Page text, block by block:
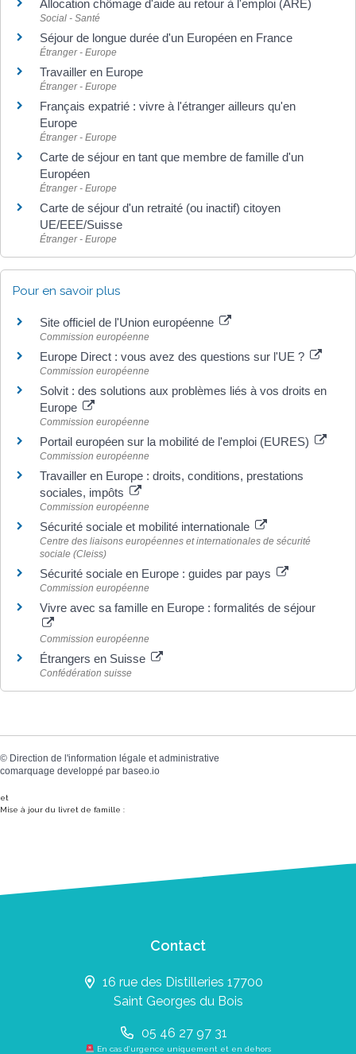
Allocation chômage d'aide au retour à l'emploi (ARE)
Social - Santé
Séjour de longue durée d'un Européen en France
Étranger - Europe
Travailler en Europe
Étranger - Europe
Français expatrié : vivre à l'étranger ailleurs qu'en
Europe
Étranger - Europe
Carte de séjour en tant que membre de famille d'un
Européen
Étranger - Europe
Carte de séjour d'un retraité (ou inactif) citoyen
UE/EEE/Suisse
Étranger - Europe
Pour en savoir plus
Site officiel de l'Union européenne
Commission européenne
Europe Direct : vous avez des questions sur l'UE ?
Commission européenne
Solvit : des solutions aux problèmes liés à vos droits en
Europe
Commission européenne
Portail européen sur la mobilité de l'emploi (EURES)
Commission européenne
Travailler en Europe : droits, conditions, prestations
sociales, impôts
Commission européenne
Sécurité sociale et mobilité internationale
Centre des liaisons européennes et internationales de sécurité
sociale (Cleiss)
Sécurité sociale en Europe : guides par pays
Commission européenne
Vivre avec sa famille en Europe : formalités de séjour
Commission européenne
Étrangers en Suisse
Confédération suisse
© Direction de l'information légale et administrative
comarquage developpé par baseo.io
et
Mise à jour du livret de famille :
Contact
16 rue des Distilleries 17700
Saint Georges du Bois
05 46 27 97 31
En cas d’urgence uniquement et en dehors